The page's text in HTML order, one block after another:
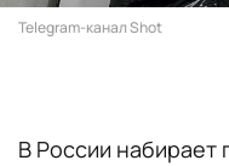
Telegram-канал Shot
В России набирает